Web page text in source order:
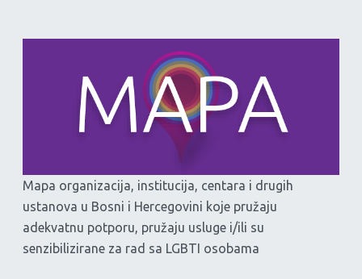
Mapa organizacija, institucija, centara i drugih
ustanova u Bosni i Hercegovini koje pružaju
adekvatnu potporu, pružaju usluge i/ili su
senzibilizirane za rad sa LGBTI osobama